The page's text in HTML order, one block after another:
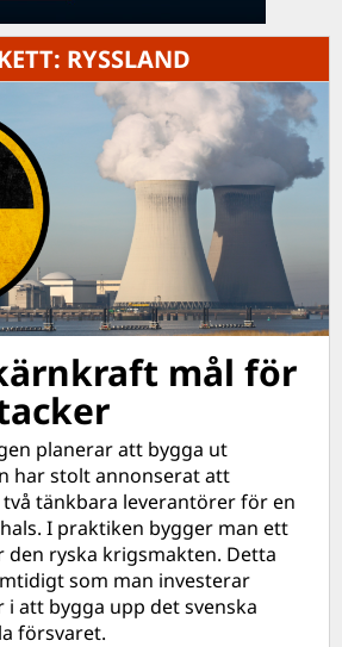
RYSSLAND
mål för
planerar att bygga ut
har stolt annonserat att
tänkbara leverantörer för en
I praktiken bygger man ett
ryska krigsmakten. Detta
som man investerar
att bygga upp det svenska
försvaret.